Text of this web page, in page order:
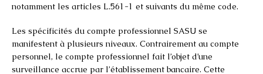
notamment les articles L.561-1 et suivants du même code.
Les spécificités du compte professionnel SASU se
manifestent à plusieurs niveaux. Contrairement au compte
personnel, le compte professionnel fait l’objet d’une
surveillance accrue par l’établissement bancaire. Cette